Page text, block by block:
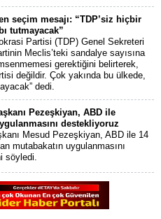
seçim mesajı: “TDP’siz hiçbir
tutmayacak”
Partisi (TDP) Genel Sekreteri
Meclis’teki sandalye sayısına
gerektiğini belirterek,
değildir. Çok yakında bu ülkede,
dedi.
Pezeşkiyan, ABD ile
destekliyoruz
Mesud Pezeşkiyan, ABD ile 14
mutabakatın uygulanmasını
söyledi.